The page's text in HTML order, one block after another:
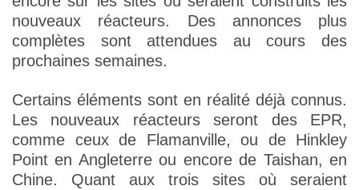
nouveaux réacteurs. Des annonces plus
complètes sont attendues au cours des
prochaines semaines.
Certains éléments sont en réalité déjà connus.
Les nouveaux réacteurs seront des EPR,
comme ceux de Flamanville, ou de Hinkley
Point en Angleterre ou encore de Taishan, en
Chine. Quant aux trois sites où seraient